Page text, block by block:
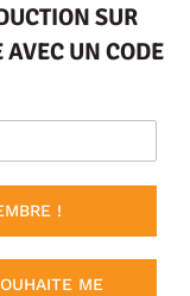
SUR
UN CODE
!
ME